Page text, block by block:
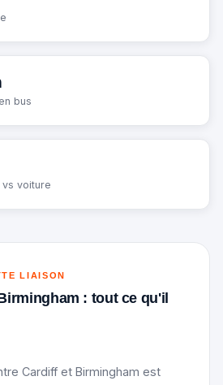
bus
vs voiture
LIAISON
: tout ce qu'il
Cardiff et Birmingham est